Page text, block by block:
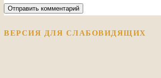
ВЕРСИЯ ДЛЯ СЛАБОВИДЯЩИХ